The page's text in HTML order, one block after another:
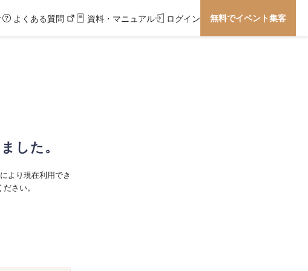
よくある質問 資料・マニュアル ログイン 無料でイベント集客
した。
より現在利用でき
さい。